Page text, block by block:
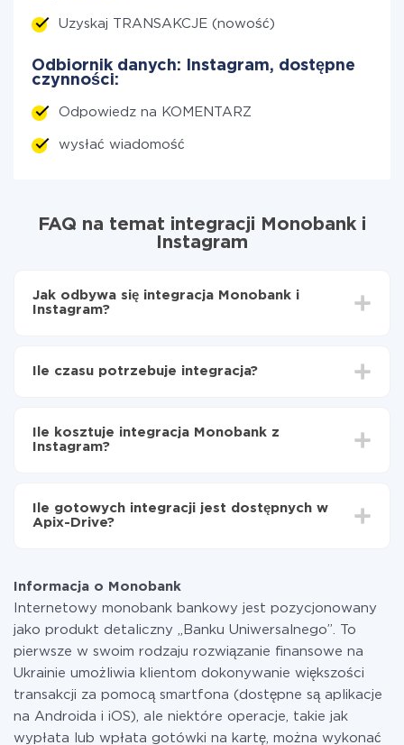
Uzyskaj TRANSAKCJE (nowość)
Odbiornik danych: Instagram, dostępne
czynności:
Odpowiedz na KOMENTARZ
wysłać wiadomość
FAQ na temat integracji Monobank i
Instagram
Jak odbywa się integracja Monobank i
Instagram?
Instagram
Monobank do Instagram
Ile czasu potrzebuje integracja?
od 5 do 30 minut. Konfiguracja zajmuje średnio 10-15
minut.
Ile kosztuje integracja Monobank z
Instagram?
Płacisz tylko za ilość danych, która faktycznie jest
przekazywana z jednego z Twoich systemów do
w razie potrzeby przełączyć się na płatną. Więcej
informacji otaryfach.
Ile gotowych integracji jest dostępnych w
Apix-Drive?
Informacja o Monobank
Internetowy monobank bankowy jest pozycjonowany
jako produkt detaliczny „Banku Uniwersalnego”. To
pierwsze w swoim rodzaju rozwiązanie finansowe na
Ukrainie umożliwia klientom dokonywanie większości
transakcji za pomocą smartfona (dostępne są aplikacje
na Androida i iOS), ale niektóre operacje, takie jak
wypłata lub wpłata gotówki na kartę, można wykonać